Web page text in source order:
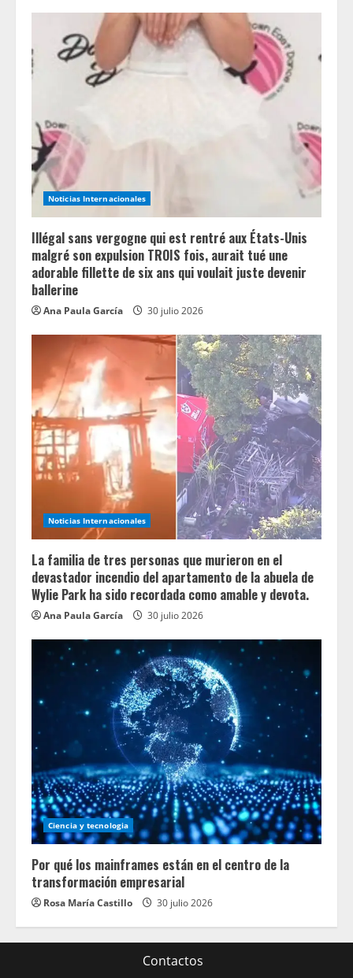
Noticias Internacionales
Illégal sans vergogne qui est rentré aux États-Unis
malgré son expulsion TROIS fois, aurait tué une
adorable fillette de six ans qui voulait juste devenir
ballerine
Ana Paula García 30 julio 2026
Noticias Internacionales
La familia de tres personas que murieron en el
devastador incendio del apartamento de la abuela de
Wylie Park ha sido recordada como amable y devota.
Ana Paula García 30 julio 2026
Ciencia y tecnologia
Por qué los mainframes están en el centro de la
transformación empresarial
Rosa María Castillo 30 julio 2026
Contactos